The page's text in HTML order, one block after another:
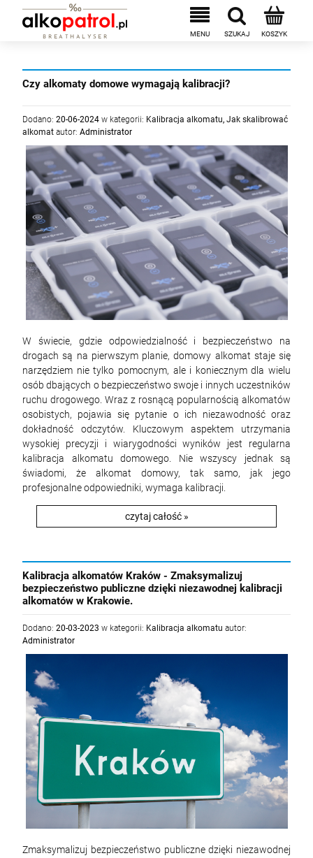
Czy alkomaty domowe wymagają kalibracji?
Dodano: 20-06-2024 w kategorii: Kalibracja alkomatu, Jak skalibrować
alkomat autor: Administrator
W świecie, gdzie odpowiedzialność i bezpieczeństwo na
drogach są na pierwszym planie, domowy alkomat staje się
narzędziem nie tylko pomocnym, ale i koniecznym dla wielu
osób dbających o bezpieczeństwo swoje i innych uczestników
ruchu drogowego. Wraz z rosnącą popularnością alkomatów
osobistych, pojawia się pytanie o ich niezawodność oraz
dokładność odczytów. Kluczowym aspektem utrzymania
wysokiej precyzji i wiarygodności wyników jest regularna
kalibracja alkomatu domowego. Nie wszyscy jednak są
świadomi, że alkomat domowy, tak samo, jak jego
profesjonalne odpowiedniki, wymaga kalibracji.
czytaj całość »
Kalibracja alkomatów Kraków - Zmaksymalizuj
bezpieczeństwo publiczne dzięki niezawodnej kalibracji
alkomatów w Krakowie.
Dodano: 20-03-2023 w kategorii: Kalibracja alkomatu autor:
Administrator
Zmaksymalizuj bezpieczeństwo publiczne dzięki niezawodnej